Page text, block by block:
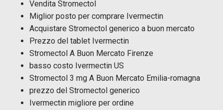
Vendita Stromectol
Miglior posto per comprare Ivermectin
Acquistare Stromectol generico a buon mercato
Prezzo del tablet Ivermectin
Stromectol A Buon Mercato Firenze
basso costo Ivermectin US
Stromectol 3 mg A Buon Mercato Emilia-romagna
prezzo del Stromectol generico
Ivermectin migliore per ordine